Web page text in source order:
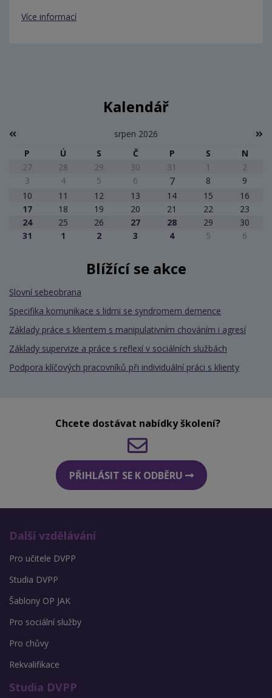
Více informací
Kalendář
srpen 2026
P
Ú S Č P S
N
27
28 29 30 31 1
2
3
4 5 6 7 8
9
10
11 12 13 14 15
16
17
18 19 20 21 22
23
24
25 26 27 28 29
30
31
1 2 3 4 5 6
Blížící se akce
Slovní sebeobrana
Specifika komunikace s lidmi se syndromem demence
Základy práce s klientem s manipulativním chováním i agresí
Základy supervize a práce s reflexí v sociálních službách
Podpora klíčových pracovníků při individuální práci s klienty
Chcete dostávat nabídky školení?
PŘIHLÁSIT SE K ODBĚRU
Další vzdělávání
Pro učitele DVPP
Studia DVPP
Šablony OP JAK
Pro sociální služby
Pro chůvy
Rekvalifikace
Studia DVPP